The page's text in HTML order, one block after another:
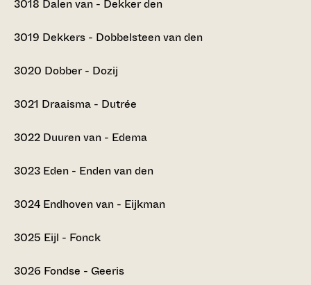
3018 Dalen van - Dekker den
3019 Dekkers - Dobbelsteen van den
3020 Dobber - Dozij
3021 Draaisma - Dutrée
3022 Duuren van - Edema
3023 Eden - Enden van den
3024 Endhoven van - Eijkman
3025 Eijl - Fonck
3026 Fondse - Geeris